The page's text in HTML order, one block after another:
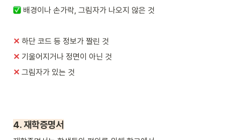
배경이나 손가락, 그림자가 나오지 않은 것
✕ 하단 코드 등 정보가 짤린 것
✕ 기울어지거나 정면이 아닌 것
✕ 그림자가 있는 것
4. 재학증명서